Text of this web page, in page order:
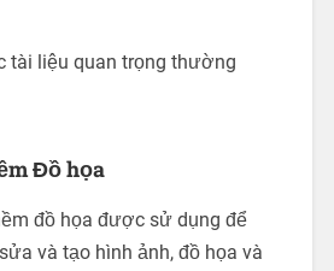
tài liệu quan trọng thường
Đồ họa
đồ họa được sử dụng để
và tạo hình ảnh, đồ họa và